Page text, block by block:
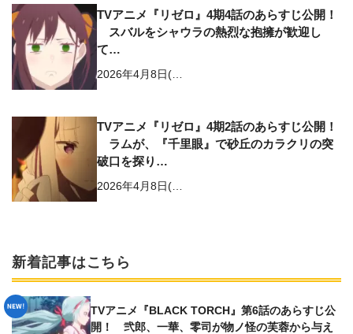
TVアニメ『リゼロ』4期4話のあらすじ公開！
スバルをシャウラの熱烈な抱擁が歓迎し
て…
2026年4月8日(…
TVアニメ『リゼロ』4期2話のあらすじ公開！
ラムが、『千里眼』で砂丘のカラクリの突
破口を探り…
2026年4月8日(…
新着記事はこちら
TVアニメ『BLACK TORCH』第6話のあらすじ公
開！ 弐郎、一華、零司が物ノ怪の芙蓉から与え